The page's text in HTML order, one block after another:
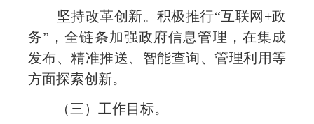
坚持改革创新。积极推行“互联网+政
务”，全链条加强政府信息管理，在集成
发布、精准推送、智能查询、管理利用等
方面探索创新。
（三）工作目标。